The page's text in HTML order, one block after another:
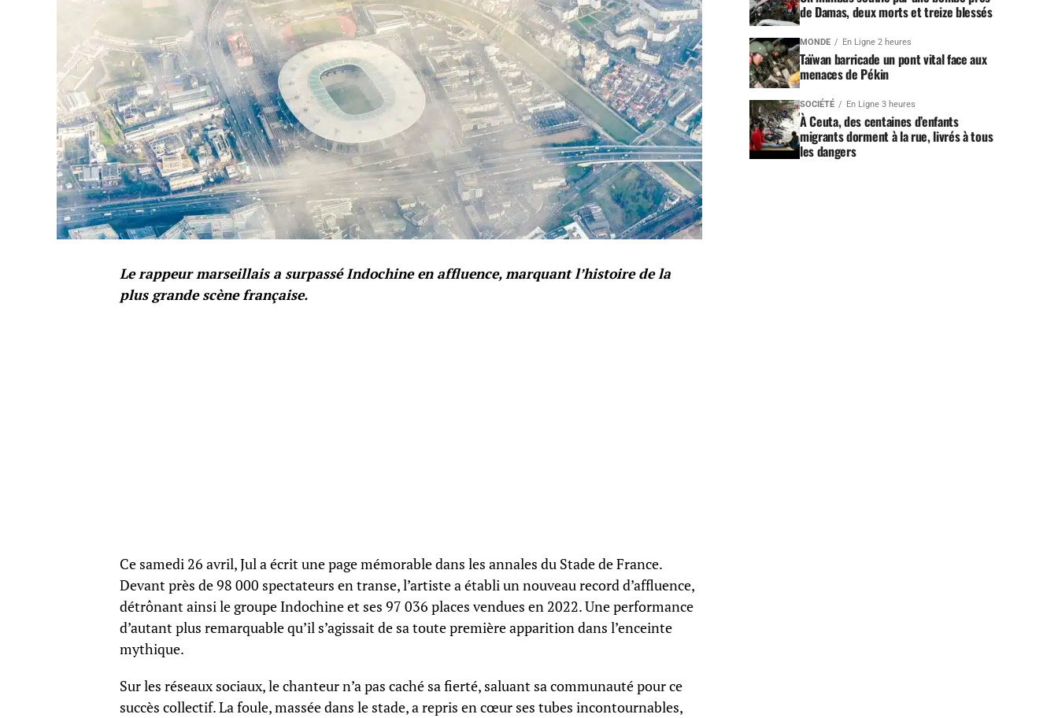
Le rappeur marseillais a surpassé Indochine en affluence, marquant l’histoire de la
plus grande scène française.
Ce samedi 26 avril, Jul a écrit une page mémorable dans les annales du Stade de France.
Devant près de 98 000 spectateurs en transe, l’artiste a établi un nouveau record d’affluence,
détrônant ainsi le groupe Indochine et ses 97 036 places vendues en 2022. Une performance
d’autant plus remarquable qu’il s’agissait de sa toute première apparition dans l’enceinte
mythique.
Sur les réseaux sociaux, le chanteur n’a pas caché sa fierté, saluant sa communauté pour ce
succès collectif. La foule, massée dans le stade, a repris en cœur ses tubes incontournables,
de Damas, deux morts et treize blessés
MONDE En Ligne 2 heures
Taïwan barricade un pont vital face aux
menaces de Pékin
SOCIÉTÉ En Ligne 3 heures
À Ceuta, des centaines d’enfants
migrants dorment à la rue, livrés à tous
les dangers